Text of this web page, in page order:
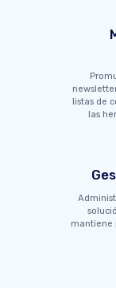
listas de
las
mantiene